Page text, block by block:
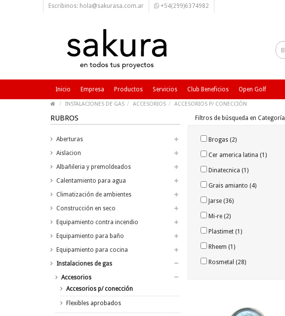
Escribinos: hola@sakurasa.com.ar +54(299)6374982
Inicio Empresa Productos Servicios Club Beneficios Open Golf
INSTALACIONES DE GAS ACCESORIOS ACCESORIOS P/ CONECCIÓN
RUBROS
Aberturas
Aislacion
Albañileria y premoldeados
Calentamiento para agua
Climatización de ambientes
Construcción en seco
Equipamiento contra incendio
Equipamiento para baño
Equipamiento para cocina
Instalaciones de gas
Accesorios
Accesorios p/ conección
Flexibles aprobados
Filtros de búsqueda en Categoría
Brogas (2)
Cer america latina (1)
Dinatecnica (1)
Grais amianto (4)
Jarse (36)
Mi-re (2)
Plastimet (1)
Rheem (1)
Rosmetal (28)